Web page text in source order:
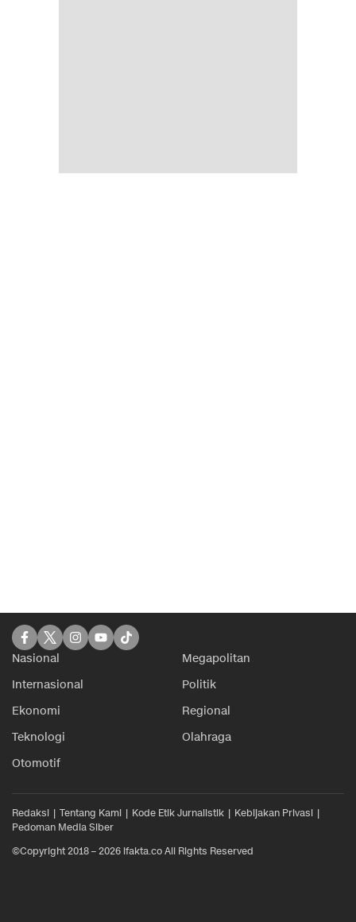
Nasional
Megapolitan
Internasional
Politik
Ekonomi
Regional
Teknologi
Olahraga
Otomotif
Redaksi Tentang Kami Kode Etik Jurnalistik
Kebijakan Privasi
Pedoman Media Siber
©Copyright 2018 – 2026 ifakta.co All Rights Reserved